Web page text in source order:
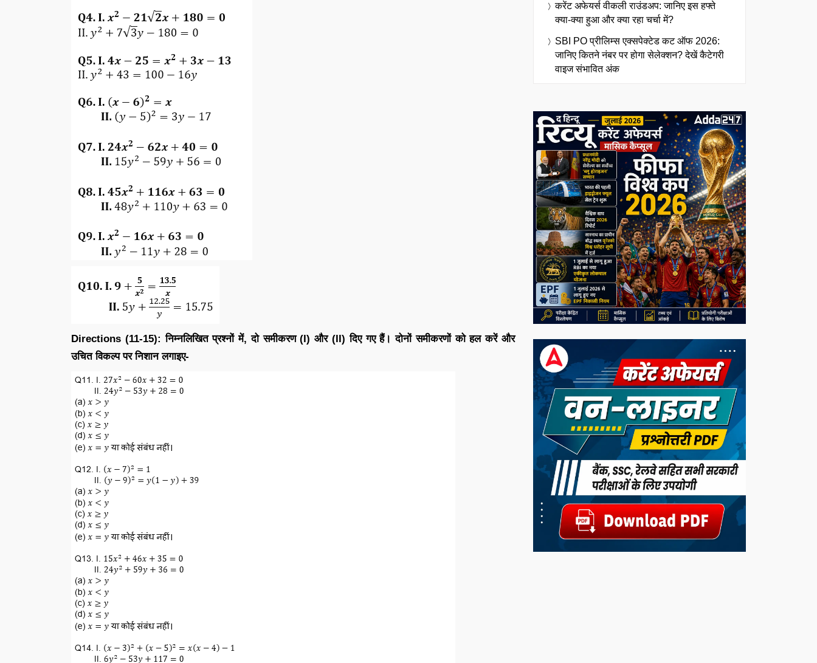
Directions (11-15): निम्नलिखित प्रश्नों में, दो समीकरण (I) और (II) दिए गए हैं। दोनों समीकरणों को हल करें और
उचित विकल्प पर निशान लगाइए-
करेंट अफेयर्स वीकली राउंडअप: जानिए इस हफ्ते
क्या-क्या हुआ और क्या रहा चर्चा में?
SBI PO प्रीलिम्स एक्सपेक्टेड कट ऑफ 2026:
जानिए कितने नंबर पर होगा सेलेक्शन? देखें कैटेगरी
वाइज संभावित अंक